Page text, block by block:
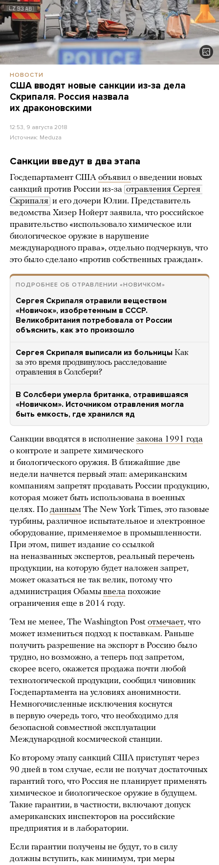
НОВОСТИ
США вводят новые санкции из-за дела
Скрипаля. Россия назвала
их драконовскими
12:53, 9 августа 2018
Источник: Meduza
Санкции введут в два этапа
Госдепартамент США объявил о введении новых
санкций против России из-за отравления Сергея
Скрипаля и его дочери Юлии. Представитель
ведомства Хизер Нойерт заявила, что российское
правительство «использовало химическое или
биологическое оружие в нарушение
международного права», отдельно подчеркнув, что
это было сделано «против собственных граждан».
ПОДРОБНЕЕ ОБ ОТРАВЛЕНИИ «НОВИЧКОМ»
Сергея Скрипаля отравили веществом
«Новичок», изобретенным в СССР.
Великобритания потребовала от России
объяснить, как это произошло
Сергея Скрипаля выписали из больницы Как
за это время продвинулось расследование
отравления в Солсбери?
В Солсбери умерла британка, отравившаяся
«Новичком». Источником отравления могла
быть емкость, где хранился яд
Санкции вводятся в исполнение закона 1991 года
о контроле и запрете химического
и биологического оружия. В ближайшие две
недели начнется первый этап: американским
компаниям запретят продавать России продукцию,
которая может быть использована в военных
целях. По данным The New York Times, это газовые
турбины, различное испытательное и электронное
оборудование, применяемое в промышленности.
При этом, пишет издание со ссылкой
на неназванных экспертов, реальный перечень
продукции, на которую будет наложен запрет,
может оказаться не так велик, потому что
администрация Обамы ввела похожие
ограничения еще в 2014 году.
Тем не менее, The Washington Post отмечает, что
может измениться подход к поставкам. Раньше
получить разрешение на экспорт в Россию было
трудно, но возможно, а теперь под запретом,
скорее всего, окажется продажа почти любой
технологической продукции, сообщил чиновник
Госдепартамента на условиях анонимности.
Немногочисленные исключения коснутся
в первую очередь того, что необходимо для
безопасной совместной эксплуатации
Международной космической станции.
Ко второму этапу санкций США приступят через
90 дней в том случае, если не получат достаточных
гарантий того, что Россия не планирует применять
химическое и биологическое оружие в будущем.
Такие гарантии, в частности, включают допуск
американских инспекторов на российские
предприятия и в лаборатории.
Если гарантии получены не будут, то в силу
должны вступить, как минимум, три меры